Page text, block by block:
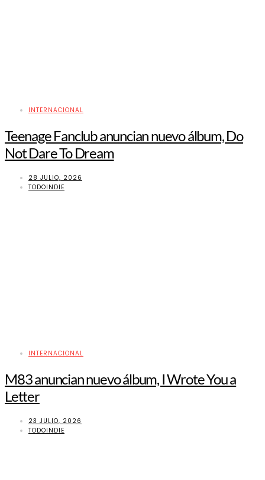
INTERNACIONAL
Teenage Fanclub anuncian nuevo álbum, Do
Not Dare To Dream
28 JULIO, 2026
TODOINDIE
INTERNACIONAL
M83 anuncian nuevo álbum, I Wrote You a
Letter
23 JULIO, 2026
TODOINDIE